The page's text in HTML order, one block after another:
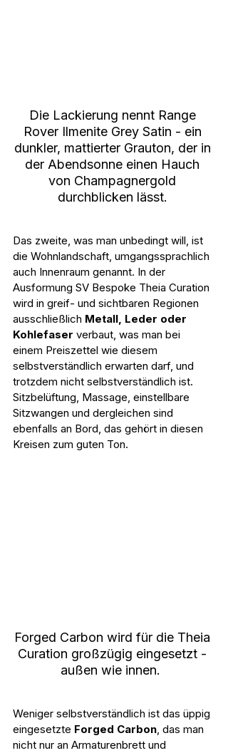
Die Lackierung nennt Range
Rover Ilmenite Grey Satin - ein
dunkler, mattierter Grauton, der in
der Abendsonne einen Hauch
von Champagnergold
durchblicken lässt.
Das zweite, was man unbedingt will, ist
die Wohnlandschaft, umgangssprachlich
auch Innenraum genannt. In der
Ausformung SV Bespoke Theia Curation
wird in greif- und sichtbaren Regionen
ausschließlich Metall, Leder oder
Kohlefaser verbaut, was man bei
einem Preiszettel wie diesem
selbstverständlich erwarten darf, und
trotzdem nicht selbstverständlich ist.
Sitzbelüftung, Massage, einstellbare
Sitzwangen und dergleichen sind
ebenfalls an Bord, das gehört in diesen
Kreisen zum guten Ton.
Forged Carbon wird für die Theia
Curation großzügig eingesetzt -
außen wie innen.
Weniger selbstverständlich ist das üppig
eingesetzte Forged Carbon, das man
nicht nur an Armaturenbrett und